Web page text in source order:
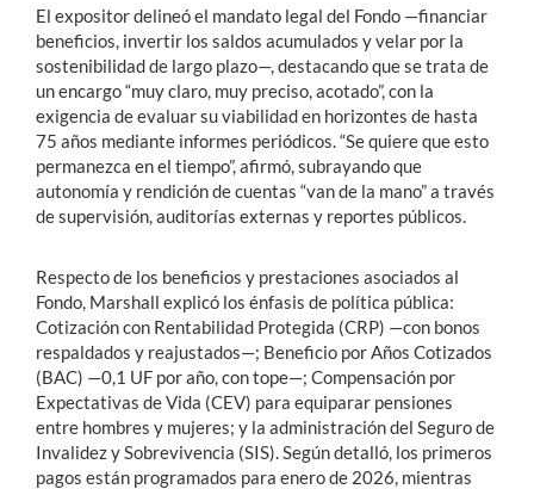
El expositor delineó el mandato legal del Fondo —financiar
beneficios, invertir los saldos acumulados y velar por la
sostenibilidad de largo plazo—, destacando que se trata de
un encargo “muy claro, muy preciso, acotado”, con la
exigencia de evaluar su viabilidad en horizontes de hasta
75 años mediante informes periódicos. “Se quiere que esto
permanezca en el tiempo”, afirmó, subrayando que
autonomía y rendición de cuentas “van de la mano” a través
de supervisión, auditorías externas y reportes públicos.
Respecto de los beneficios y prestaciones asociados al
Fondo, Marshall explicó los énfasis de política pública:
Cotización con Rentabilidad Protegida (CRP) —con bonos
respaldados y reajustados—; Beneficio por Años Cotizados
(BAC) —0,1 UF por año, con tope—; Compensación por
Expectativas de Vida (CEV) para equiparar pensiones
entre hombres y mujeres; y la administración del Seguro de
Invalidez y Sobrevivencia (SIS). Según detalló, los primeros
pagos están programados para enero de 2026, mientras